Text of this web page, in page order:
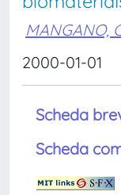
MANGANO,
2000-01-01
Scheda
Scheda